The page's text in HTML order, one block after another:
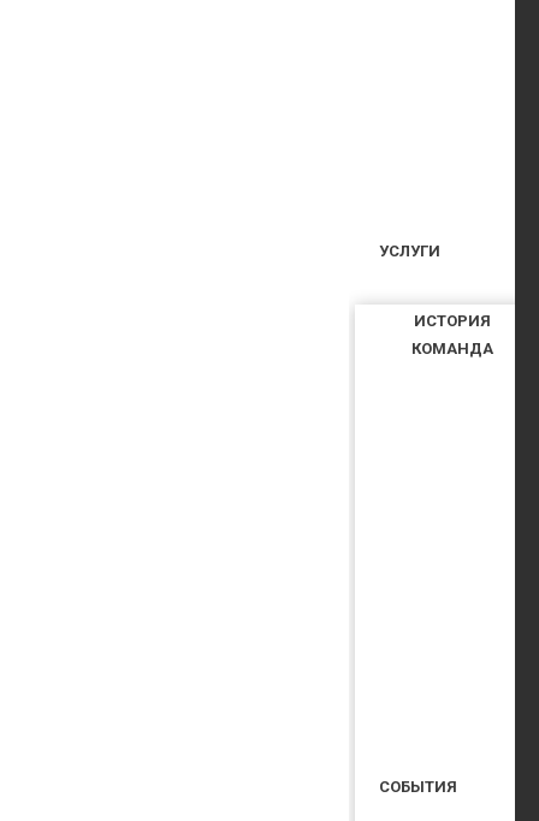
ИСТОРИЯ
КОМАНДА
УСЛУГИ
СОБЫТИЯ